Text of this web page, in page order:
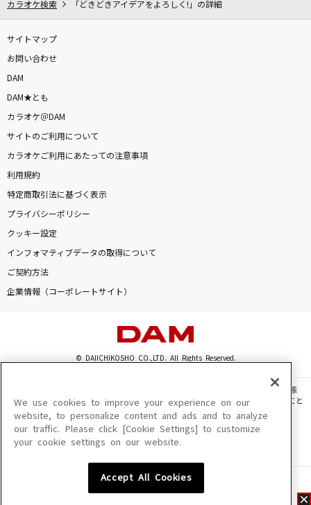
自宅でカラオケ歌い放題！
カラオケ検索 「どきどきアイデアをよろしく!」の詳細
サイトマップ
お問い合わせ
DAM
DAM★とも
カラオケ＠DAM
サイトのご利用について
カラオケご利用にあたっての注意事項
利用規約
特定商取引法に基づく表示
プライバシーポリシー
クッキー設定
インフォマティブデータの取得について
ご契約方法
企業情報（コーポレートサイト）
© DAIICHIKOSHO CO.,LTD. All Rights Reserved.
このサイトに掲載されている一切の文章・画像・写真・動画・音声等を、手段や形態
を問わず、著作権法の定める範囲を超えて無断で複製、転載、ファイル化などすること
を禁じます。
楽曲及びコンテンツは、機種によりご利用いただけない場合があります。
楽曲及びコンテンツの配信日、配信内容が変更になる場合があります。
We use cookies to improve your experience on our
website, to personalize content and ads and to analyze
our traffic. Please click [Cookie Settings] to customize
your cookie settings on our website.
Accept All Cookies